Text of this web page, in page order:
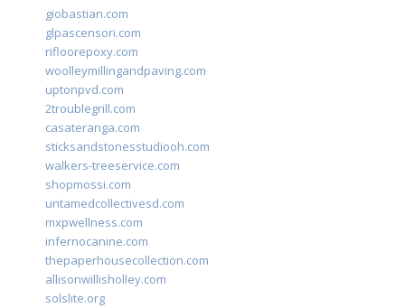
giobastian.com
glpascensori.com
rifloorepoxy.com
woolleymillingandpaving.com
uptonpvd.com
2troublegrill.com
casateranga.com
sticksandstonesstudiooh.com
walkers-treeservice.com
shopmossi.com
untamedcollectivesd.com
mxpwellness.com
infernocanine.com
thepaperhousecollection.com
allisonwillisholley.com
solslite.org